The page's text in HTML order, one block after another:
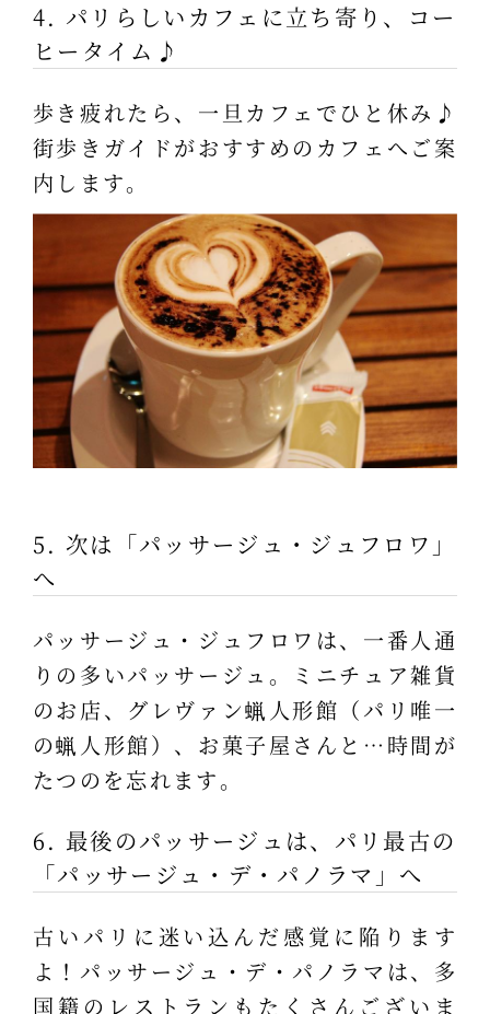
4. パリらしいカフェに立ち寄り、コー
ヒータイム♪
歩き疲れたら、一旦カフェでひと休み♪
街歩きガイドがおすすめのカフェへご案
内します。
5. 次は「パッサージュ・ジュフロワ」
へ
パッサージュ・ジュフロワは、一番人通
りの多いパッサージュ。ミニチュア雑貨
のお店、グレヴァン蝋人形館（パリ唯一
の蝋人形館）、お菓子屋さんと…時間が
たつのを忘れます。
6. 最後のパッサージュは、パリ最古の
「パッサージュ・デ・パノラマ」へ
古いパリに迷い込んだ感覚に陥ります
よ！パッサージュ・デ・パノラマは、多
国籍のレストランもたくさんございま